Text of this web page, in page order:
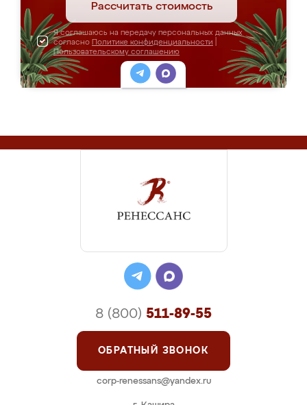
Рассчитать стоимость
Я соглашаюсь на передачу персональных данных
согласно Политике конфиденциальности
Пользовательскому соглашению
8 (800) 511-89-55
ОБРАТНЫЙ ЗВОНОК
corp-renessans@yandex.ru